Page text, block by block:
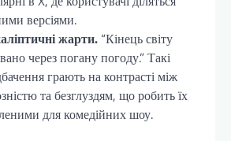
версіями.
жарти. “Кінець світу
через погану погоду.” Такі
грають на контрасті між
та безглуздям, що робить їх
для комедійних шоу.